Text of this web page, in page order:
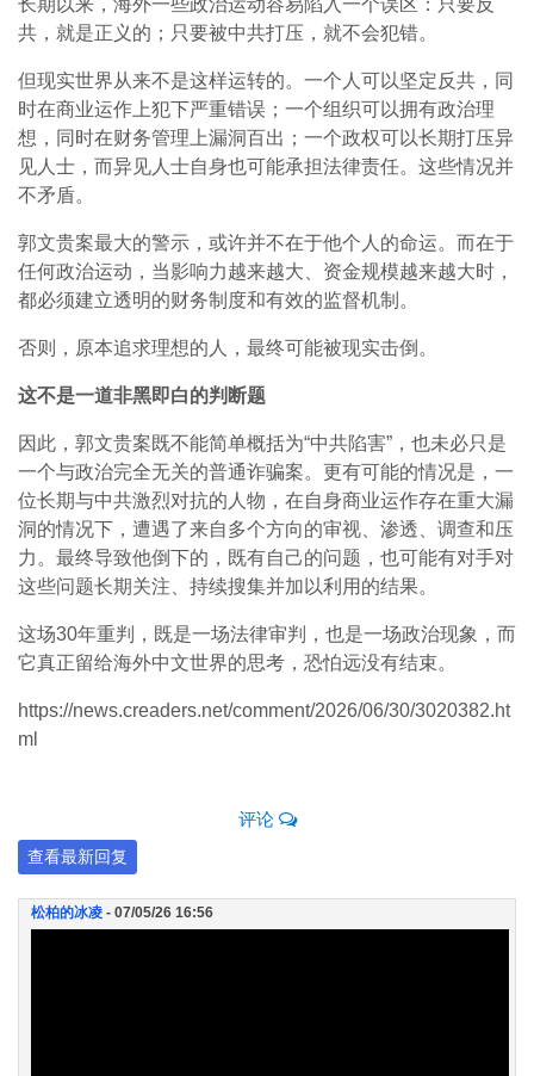
长期以来，海外一些政治运动容易陷入一个误区：只要反
共，就是正义的；只要被中共打压，就不会犯错。
但现实世界从来不是这样运转的。一个人可以坚定反共，同
时在商业运作上犯下严重错误；一个组织可以拥有政治理
想，同时在财务管理上漏洞百出；一个政权可以长期打压异
见人士，而异见人士自身也可能承担法律责任。这些情况并
不矛盾。
郭文贵案最大的警示，或许并不在于他个人的命运。而在于
任何政治运动，当影响力越来越大、资金规模越来越大时，
都必须建立透明的财务制度和有效的监督机制。
否则，原本追求理想的人，最终可能被现实击倒。
这不是一道非黑即白的判断题
因此，郭文贵案既不能简单概括为“中共陷害”，也未必只是
一个与政治完全无关的普通诈骗案。更有可能的情况是，一
位长期与中共激烈对抗的人物，在自身商业运作存在重大漏
洞的情况下，遭遇了来自多个方向的审视、渗透、调查和压
力。最终导致他倒下的，既有自己的问题，也可能有对手对
这些问题长期关注、持续搜集并加以利用的结果。
这场30年重判，既是一场法律审判，也是一场政治现象，而
它真正留给海外中文世界的思考，恐怕远没有结束。
https://news.creaders.net/comment/2026/06/30/3020382.ht
ml
评论
查看最新回复
松柏的冰凌 - 07/05/26 16:56